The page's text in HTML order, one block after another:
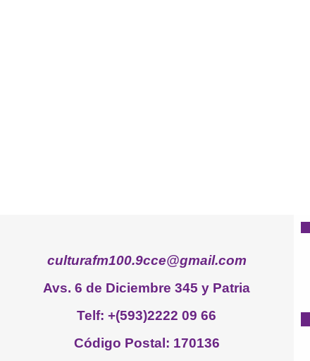
culturafm100.9cce@gmail.com
Avs. 6 de Diciembre 345 y Patria
Telf: +(593)2222 09 66
Código Postal: 170136